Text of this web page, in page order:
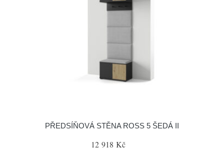
PŘEDSÍŇOVÁ STĚNA ROSS 5 ŠEDÁ II
12 918 Kč